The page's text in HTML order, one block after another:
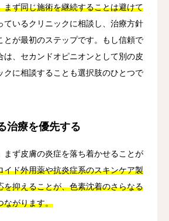
まず同じ施術を継続することは避けて
ているクリニックに相談し、治療方針
とが最初のステップです。もし信頼で
は、セカンドオピニオンとして別の皮
クに相談することも選択肢のひとつで
治療を優先する
まず皮膚の炎症を落ち着かせることが
イド外用薬や抗炎症系のスキンケア製
を抑えることが、色素沈着のさらなる
ながります。